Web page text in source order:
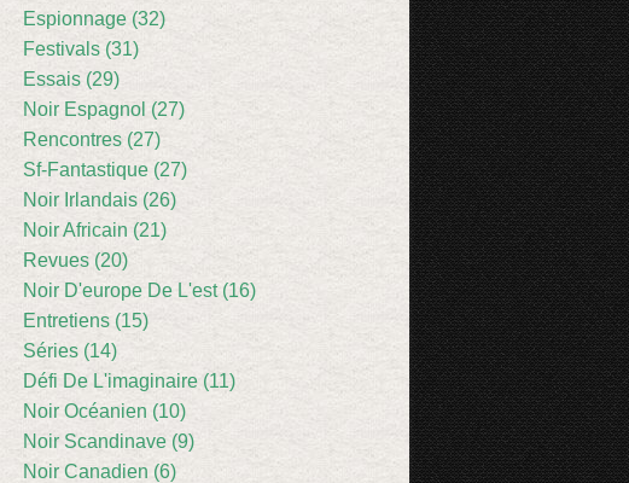
Espionnage (32)
Festivals (31)
Essais (29)
Noir Espagnol (27)
Rencontres (27)
Sf-Fantastique (27)
Noir Irlandais (26)
Noir Africain (21)
Revues (20)
Noir D'europe De L'est (16)
Entretiens (15)
Séries (14)
Défi De L'imaginaire (11)
Noir Océanien (10)
Noir Scandinave (9)
Noir Canadien (6)